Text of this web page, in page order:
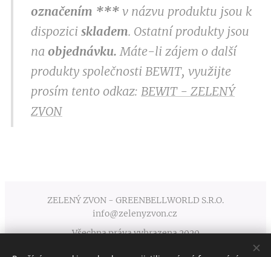
označením *** v názvu produktu jsou k
dispozici skladem. Ostatní produkty jsou
na objednávku. Máte-li zájem o další
produkty společnosti BEWIT, využijte
prosím tento odkaz: BEWIT - ZELENÝ
ZVON
ZELENÝ ZVON - GREENBELLWORLD S.R.O.
info@zelenyzvon.cz
Všechna práva vyhrazena 2020